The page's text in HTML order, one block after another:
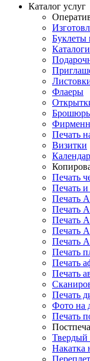
Каталог услуг
Буклеты
Каталоги
Флаеры
Печать
Визитки
Печать
Печать
Печать
Печать
Печать
Печать
Печать
Печать
Печать
Печать
Печать
Фото на
Печать
Твердый
Накатка